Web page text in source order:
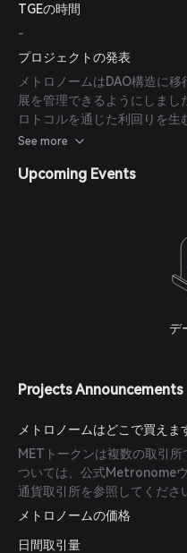
TGEの時間
-
プロジェクトの発表
メトロノームはDAO構造に
展を管理できるようにしま
ロトコルを通じた利回りを
る拡張計画があります。
See more
Upcoming Events
デ
Projects Announcements
メトロノームはどこで買えま
METトークンは複数の取引
ついては、公式Metronome
通貨取引所を参照してくださ
メトロノームの価格
日間取引量